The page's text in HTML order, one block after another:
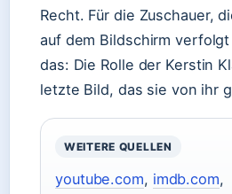
Recht. Für die Zuschauer,
auf dem Bildschirm
das: Die Rolle der Kerstin
letzte Bild, das sie von ihr
WEITERE QUELLEN
youtube.com, imdb.com,